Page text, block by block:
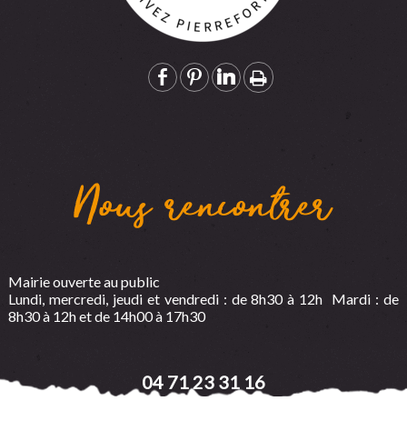
Nous rencontrer
Mairie ouverte au public
Lundi, mercredi, jeudi et vendredi : de 8h30 à 12h Mardi : de
8h30 à 12h et de 14h00 à 17h30
04 71 23 31 16